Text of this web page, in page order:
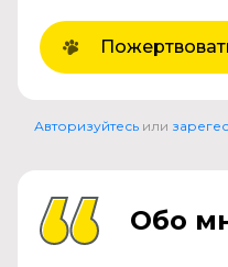
Авторизуйтесь или
Обо